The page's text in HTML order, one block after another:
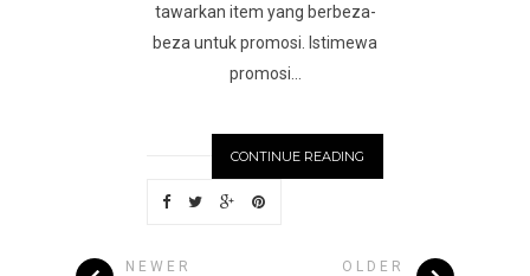
tawarkan item yang berbeza-
beza untuk promosi. Istimewa
promosi...
CONTINUE READING
NEWER OLDER